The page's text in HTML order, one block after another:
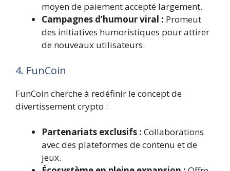
moyen de paiement accepté largement.
Campagnes d’humour viral : Promeut
des initiatives humoristiques pour attirer
de nouveaux utilisateurs.
4. FunCoin
FunCoin cherche à redéfinir le concept de
divertissement crypto :
Partenariats exclusifs : Collaborations
avec des plateformes de contenu et de
jeux.